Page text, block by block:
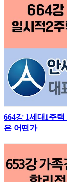
664강 1세대1주
은 어떤가